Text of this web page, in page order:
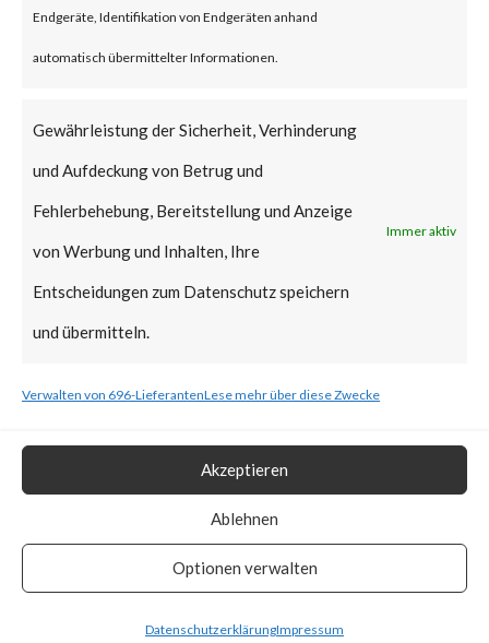
Endgeräte, Identifikation von Endgeräten anhand
automatisch übermittelter Informationen.
Gewährleistung der Sicherheit, Verhinderung
und Aufdeckung von Betrug und
Fehlerbehebung, Bereitstellung und Anzeige
von Werbung und Inhalten, Ihre
Entscheidungen zum Datenschutz speichern
und übermitteln.
Immer aktiv
Verwalten von 696-LieferantenLese mehr über diese Zwecke
Akzeptieren
Ablehnen
Optionen verwalten
DatenschutzerklärungImpressum
Bypass vulnerability) to bypass
UEFI Secure Boot. While the
Microsoft in regular Patch
Tuesday January 2022,
reportedly it can still be
exploitable as the affected
signed binaries are not yet in
the UEFI revocation
list.According to ESET,
machines’ locales are set to
Armenia, Belarus, Kazakhstan,
Moldova, Russia, and
Ukraine.How Widespread is
BlackLotus?There is no